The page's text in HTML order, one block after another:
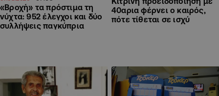
«Βροχή» τα πρόστιμα τη
νύχτα: 952 έλεγχοι και δύο
συλλήψεις παγκύπρια
40αρια φέρνει ο καιρός,
πότε τίθεται σε ισχύ